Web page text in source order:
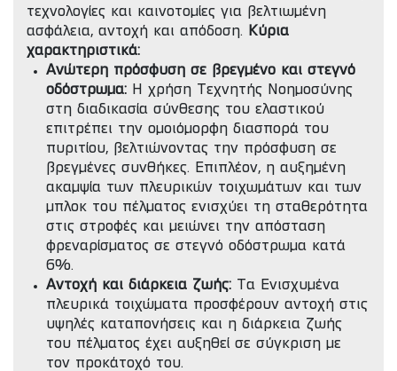
τεχνολογίες και καινοτομίες για βελτιωμένη
ασφάλεια, αντοχή και απόδοση.
Κύρια
χαρακτηριστικά:
Ανώτερη πρόσφυση σε βρεγμένο και στεγνό
οδόστρωμα: Η χρήση Τεχνητής Νοημοσύνης
στη διαδικασία σύνθεσης του ελαστικού
επιτρέπει την ομοιόμορφη διασπορά του
πυριτίου, βελτιώνοντας την πρόσφυση σε
βρεγμένες συνθήκες. Επιπλέον, η αυξημένη
ακαμψία των πλευρικών τοιχωμάτων και των
μπλοκ του πέλματος ενισχύει τη σταθερότητα
στις στροφές και μειώνει την απόσταση
φρεναρίσματος σε στεγνό οδόστρωμα κατά
6%.
Αντοχή και διάρκεια ζωής:
Τα Ενισχυμένα
πλευρικά τοιχώματα προσφέρουν αντοχή στις
υψηλές καταπονήσεις και η διάρκεια ζωής
του πέλματος έχει αυξηθεί σε σύγκριση με
τον προκάτοχό του.